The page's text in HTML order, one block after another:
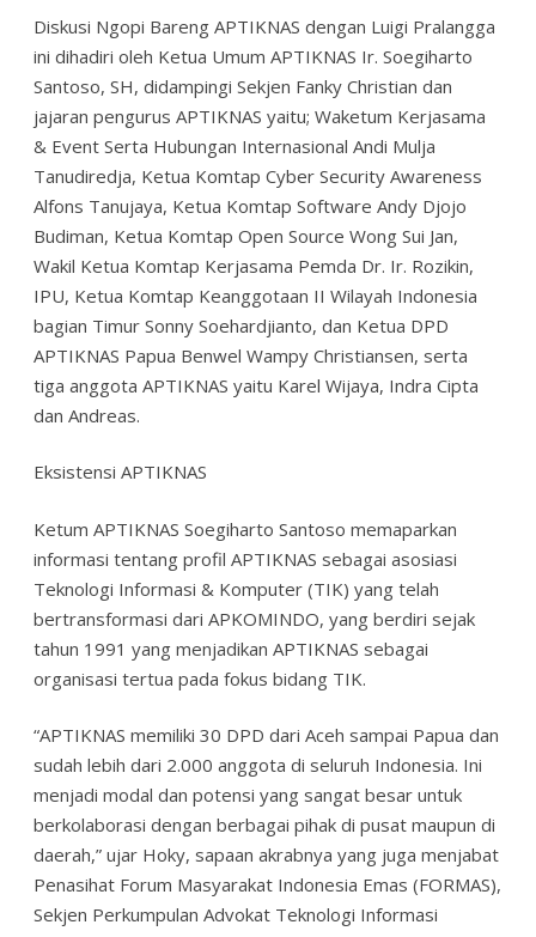
Diskusi Ngopi Bareng APTIKNAS dengan Luigi Pralangga
ini dihadiri oleh Ketua Umum APTIKNAS Ir. Soegiharto
Santoso, SH, didampingi Sekjen Fanky Christian dan
jajaran pengurus APTIKNAS yaitu; Waketum Kerjasama
& Event Serta Hubungan Internasional Andi Mulja
Tanudiredja, Ketua Komtap Cyber Security Awareness
Alfons Tanujaya, Ketua Komtap Software Andy Djojo
Budiman, Ketua Komtap Open Source Wong Sui Jan,
Wakil Ketua Komtap Kerjasama Pemda Dr. Ir. Rozikin,
IPU, Ketua Komtap Keanggotaan II Wilayah Indonesia
bagian Timur Sonny Soehardjianto, dan Ketua DPD
APTIKNAS Papua Benwel Wampy Christiansen, serta
tiga anggota APTIKNAS yaitu Karel Wijaya, Indra Cipta
dan Andreas.
Eksistensi APTIKNAS
Ketum APTIKNAS Soegiharto Santoso memaparkan
informasi tentang profil APTIKNAS sebagai asosiasi
Teknologi Informasi & Komputer (TIK) yang telah
bertransformasi dari APKOMINDO, yang berdiri sejak
tahun 1991 yang menjadikan APTIKNAS sebagai
organisasi tertua pada fokus bidang TIK.
“APTIKNAS memiliki 30 DPD dari Aceh sampai Papua dan
sudah lebih dari 2.000 anggota di seluruh Indonesia. Ini
menjadi modal dan potensi yang sangat besar untuk
berkolaborasi dengan berbagai pihak di pusat maupun di
daerah,” ujar Hoky, sapaan akrabnya yang juga menjabat
Penasihat Forum Masyarakat Indonesia Emas (FORMAS),
Sekjen Perkumpulan Advokat Teknologi Informasi